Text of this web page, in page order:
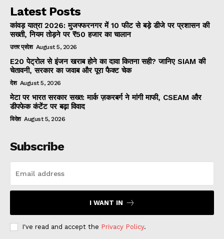
Latest Posts
कांवड़ यात्रा 2026: मुजफ्फरनगर में 10 फीट से बड़े डीजे पर प्रशासन की
सख्ती, नियम तोड़ने पर ₹50 हजार का चालान
उत्तर प्रदेश August 5, 2026
E20 पेट्रोल से इंजन खराब होने का दावा कितना सही? जानिए SIAM की
चेतावनी, सरकार का जवाब और पूरा फैक्ट चेक
देश August 5, 2026
मेटा पर भारत सरकार सख्त: मार्क ज़करबर्ग ने मांगी माफी, CSEAM और
डीपफेक कंटेंट पर बढ़ा विवाद
विदेश August 5, 2026
Subscribe
I WANT IN
I've read and accept the Privacy Policy.